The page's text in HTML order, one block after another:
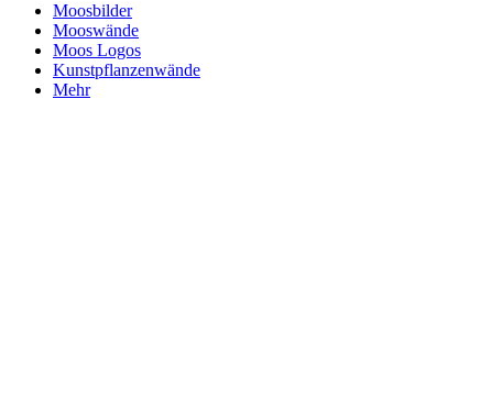
Moosbilder
Mooswände
Moos Logos
Kunstpflanzenwände
Mehr